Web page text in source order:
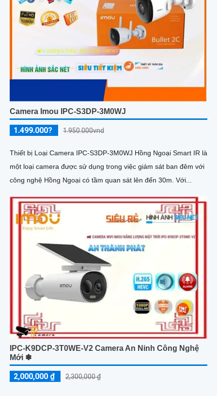
Camera Imou IPC-S3DP-3M0WJ
1.499.000? 1.950.000vnd
Thiết bị Loại Camera IPC-S3DP-3M0WJ Hồng Ngoại Smart IR là
một loại camera được sử dụng trong việc giám sát ban đêm với
công nghệ Hồng Ngoại có tầm quan sát lên đến 30m. Với...
IPC-K9DCP-3T0WE-V2 Camera An Ninh Công Nghệ
Mới ✽
2,000,000 ₫ 2,300,000 ₫